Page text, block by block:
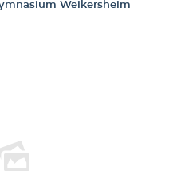
Weikersheim